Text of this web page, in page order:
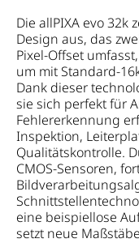
Die allPIXA evo
Design aus, das
Pixel-Offset
um mit Standard-
Dank dieser
sie sich perfekt für
Fehlererkennung
Inspektion,
Qualitätskontrolle.
CMOS-Sensoren,
eine beispiellose
setzt neue